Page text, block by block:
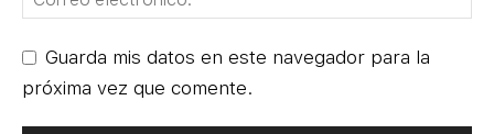
Guarda mis datos en este navegador para la
próxima vez que comente.